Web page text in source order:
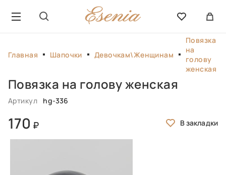
Главная Шапочки Девочкам\Женщинам
Повязка
на
голову
женская
Повязка на голову женская
Артикул hg-336
170